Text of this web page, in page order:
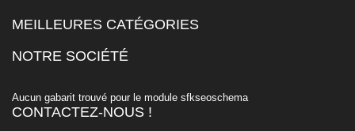
MEILLEURES CATÉGORIES
NOTRE SOCIÉTÉ
Aucun gabarit trouvé pour le module sfkseoschema
CONTACTEZ-NOUS !